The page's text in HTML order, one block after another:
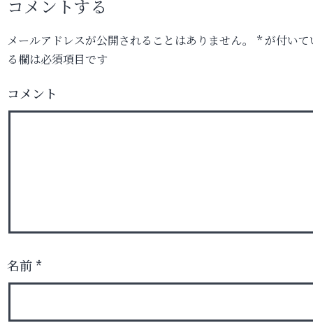
コメントする
メールアドレスが公開されることはありません。 *が付いて
る欄は必須項目です
コメント
名前 *